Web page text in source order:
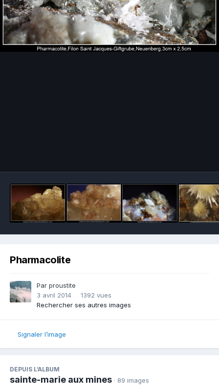
Pharmacolite
Par proustite
3 avril 2014
1392 vues
Rechercher ses autres images
Signaler l’image
DEPUIS L’ALBUM
sainte-marie aux mines · 89 images